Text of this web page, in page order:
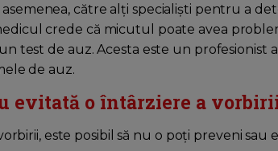
către alți specialiști pentru a
crede că micutul poate avea
test de auz. Acesta este un profesionist
de auz.
evitată o întârziere a
este posibil să nu o poți preveni sau